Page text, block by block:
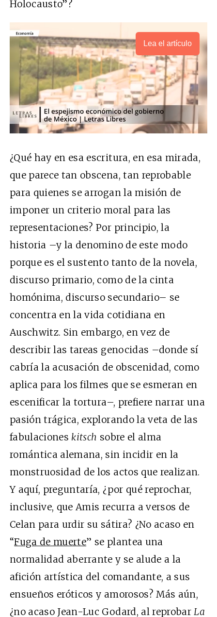
Holocausto”?
Lea el artículo
¿Qué hay en esa escritura, en esa mirada,
que parece tan obscena, tan reprobable
para quienes se arrogan la misión de
imponer un criterio moral para las
representaciones? Por principio, la
historia –y la denomino de este modo
porque es el sustento tanto de la novela,
discurso primario, como de la cinta
homónima, discurso secundario– se
concentra en la vida cotidiana en
Auschwitz. Sin embargo, en vez de
describir las tareas genocidas –donde sí
cabría la acusación de obscenidad, como
aplica para los filmes que se esmeran en
escenificar la tortura–, prefiere narrar una
pasión trágica, explorando la veta de las
fabulaciones kitsch sobre el alma
romántica alemana, sin incidir en la
monstruosidad de los actos que realizan.
Y aquí, preguntaría, ¿por qué reprochar,
inclusive, que Amis recurra a versos de
Celan para urdir su sátira? ¿No acaso en
“Fuga de muerte” se plantea una
normalidad aberrante y se alude a la
afición artística del comandante, a sus
ensueños eróticos y amorosos? Más aún,
¿no acaso Jean-Luc Godard, al reprobarLa